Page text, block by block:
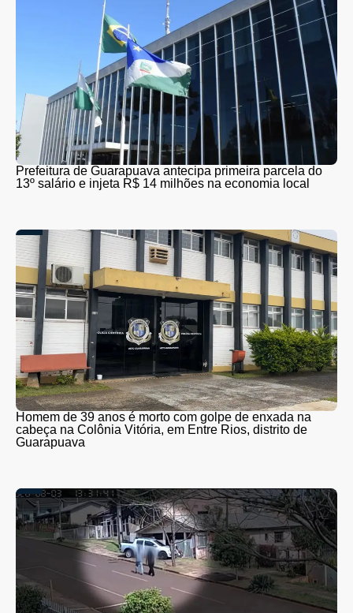
Prefeitura de Guarapuava antecipa primeira parcela do
13º salário e injeta R$ 14 milhões na economia local
Homem de 39 anos é morto com golpe de enxada na
cabeça na Colônia Vitória, em Entre Rios, distrito de
Guarapuava